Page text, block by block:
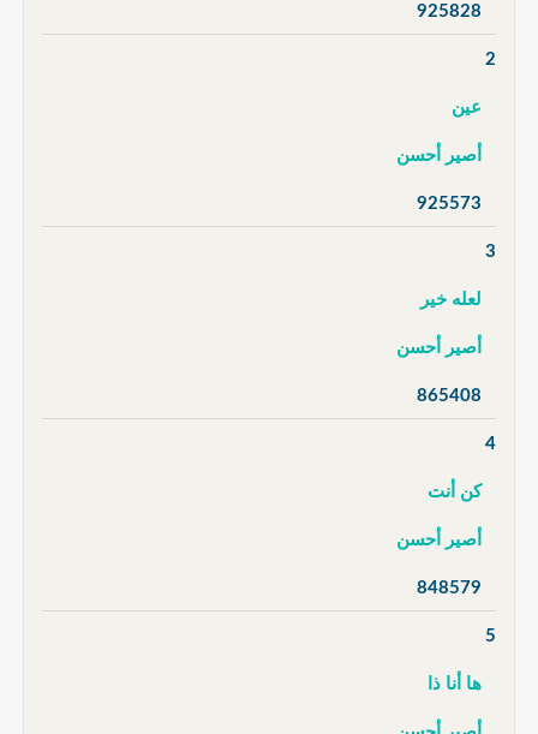
925828
2
عين
أصير أحسن
925573
3
لعله خير
أصير أحسن
865408
4
كن أنت
أصير أحسن
848579
5
ها أنا ذا